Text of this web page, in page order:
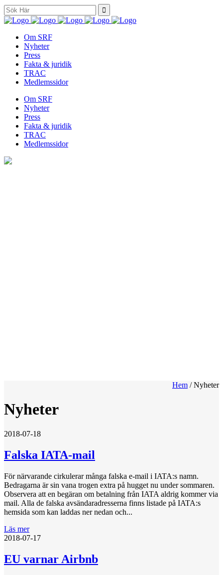
Search
for:
Om SRF
Nyheter
Press
Fakta & juridik
TRAC
Medlemssidor
Om SRF
Nyheter
Press
Fakta & juridik
TRAC
Medlemssidor
Hem /Nyheter
Nyheter
2018-07-18
Falska IATA-mail
För närvarande cirkulerar många falska e-mail i IATA:s namn.
Bedragarna är sin vana trogen extra på hugget nu under sommaren.
Observera att en begäran om betalning från IATA aldrig kommer via
mail. Alla de falska avsändaradresserna finns listade på IATA:s
hemsida som kan laddas ner nedan och...
Läs mer
2018-07-17
EU varnar Airbnb